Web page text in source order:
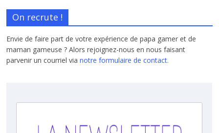
On recrute !
Envie de faire part de votre expérience de papa gamer et de
maman gameuse ? Alors rejoignez-nous en nous faisant
parvenir un courriel vianotre formulaire de contact.